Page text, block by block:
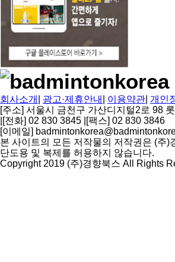
회사소개 광고·제휴안내 이용약관 개인
[주소] 서울시 금천구 가산디지털2로 98
[전화] 02 830 3845 [팩스] 02 830 3846
[이메일]
본 사이트의 모든 저작물의 저작권은 (주)
단도용 및 복제를 허용하지 않습니다.
Copyright 2019 (주)경향북스 All Rights